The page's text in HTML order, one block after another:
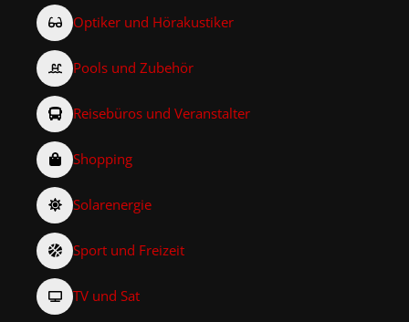
Optiker und Hörakustiker
Pools und Zubehör
Reisebüros und Veranstalter
Shopping
Solarenergie
Sport und Freizeit
TV und Sat